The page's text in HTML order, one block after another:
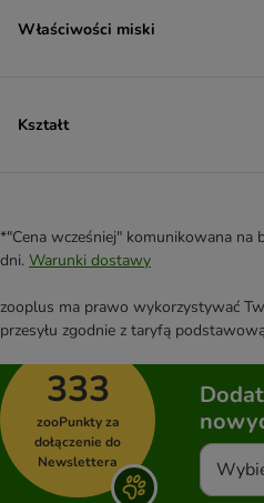
Właściwości miski
Kształt
*"Cena wcześniej" komunikowana na
dni. Warunki dostawy
zooplus ma prawo wykorzystywać
przesyłu zgodnie z taryfą
333
zooPunkty za
dołączenie do
Newslettera